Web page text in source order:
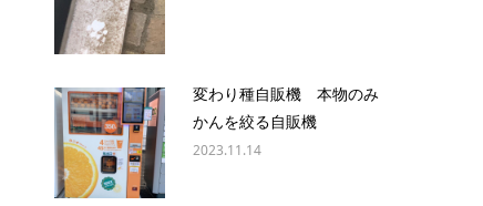
変わり種自販機 本物のみ
かんを絞る自販機
2023.11.14